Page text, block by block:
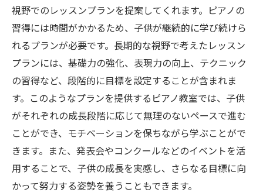
視野でのレッスンプランを提案してくれます。ピアノの
習得には時間がかかるため、子供が継続的に学び続けら
れるプランが必要です。長期的な視野で考えたレッスン
プランには、基礎力の強化、表現力の向上、テクニック
の習得など、段階的に目標を設定することが含まれま
す。このようなプランを提供するピアノ教室では、子供
がそれぞれの成長段階に応じて無理のないペースで進む
ことができ、モチベーションを保ちながら学ぶことがで
きます。また、発表会やコンクールなどのイベントを活
用することで、子供の成長を実感し、さらなる目標に向
かって努力する姿勢を養うこともできます。